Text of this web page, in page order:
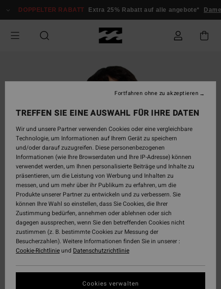
zur
springen
DOPPELTER RABATT Extra 25% Rabatt auf alle angebote* Damen
TREFFEN SIE EINE AUSWAHL FÜR IHRE DATEN
Wir und unsere Partner verwenden Cookies oder eine vergleichbare
Technologie, um Informationen auf Ihrem Gerät zu speichern
und/oder darauf zuzugreifen. Diese personenbezogenen
Informationen (wie Ihre Browserdaten und Ihre IP-Adresse) können
verwendet werden, um Ihnen personalisierte Beiträge und Inhalte zu
präsentieren, um die Leistung von Werbung und Inhalten zu
messen, und um mehr über ihr Publikum zu erfahren, um die
Produkte unserer Partner zu entwickeln und zu verbessern. Sie
können Ihre Wahl so einstellen, dass Sie Cookies, die Ihrer
Zustimmung bedürfen, annehmen oder ablehnen oder sich
dagegen aussprechen, wenn Sie den betreffenden Cookies nicht
zustimmen (z. B. bestimmte Cookies zur Messung der
Besucherzahlen). Weitere Informationen finden Sie in unserer :
Cookie-Richtlinieund Datenschutzrichtlinie
Cookies verwalten
Fortfahren ohne zu akzeptieren